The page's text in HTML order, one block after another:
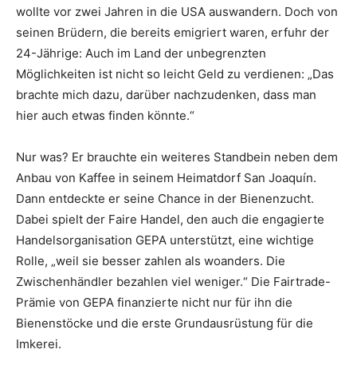
wollte vor zwei Jahren in die USA auswandern. Doch von
seinen Brüdern, die bereits emigriert waren, erfuhr der
24-Jährige: Auch im Land der unbegrenzten
Möglichkeiten ist nicht so leicht Geld zu verdienen: „Das
brachte mich dazu, darüber nachzudenken, dass man
hier auch etwas finden könnte.“
Nur was? Er brauchte ein weiteres Standbein neben dem
Anbau von Kaffee in seinem Heimatdorf San Joaquín.
Dann entdeckte er seine Chance in der Bienenzucht.
Dabei spielt der Faire Handel, den auch die engagierte
Handelsorganisation GEPA unterstützt, eine wichtige
Rolle, „weil sie besser zahlen als woanders. Die
Zwischenhändler bezahlen viel weniger.“ Die Fairtrade-
Prämie von GEPA finanzierte nicht nur für ihn die
Bienenstöcke und die erste Grundausrüstung für die
Imkerei.